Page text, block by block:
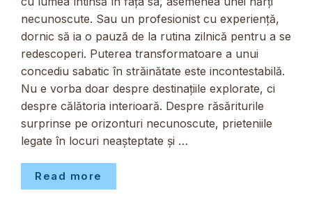
necunoscute. Sau un profesionist cu experiență,
dornic să ia o pauză de la rutina zilnică pentru a se
redescoperi. Puterea transformatoare a unui
concediu sabatic în străinătate este incontestabilă.
Nu e vorba doar despre destinațiile explorate, ci
despre călătoria interioară. Despre răsăriturile
surprinse pe orizonturi necunoscute, prieteniile
legate în locuri neașteptate și …
Read more